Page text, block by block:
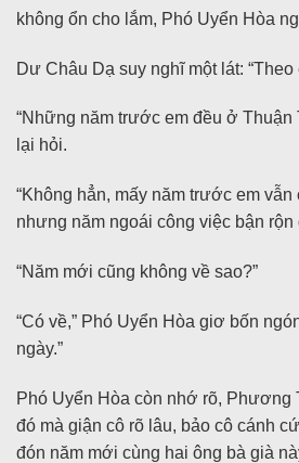
không ổn cho lắm, Phó Uyển Hòa
Dư Châu Dạ suy nghĩ một lát: “Theo
“Những năm trước em đều ở Thuận
lại hỏi.
“Không hẳn, mấy năm trước em vẫn
nhưng năm ngoái công việc bận
“Năm mới cũng không về sao?”
“Có về,” Phó Uyển Hòa giơ bốn
ngày.”
Phó Uyển Hòa còn nhớ rõ, Phương
đó mà giận cô rõ lâu, bảo cô cánh
đón năm mới cùng hai ông bà già